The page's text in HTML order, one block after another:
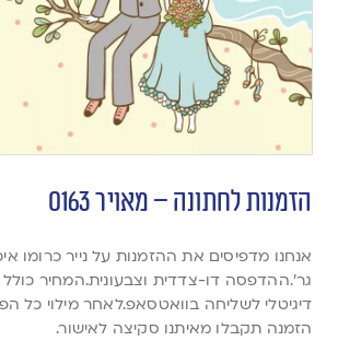
הזמנות לחתונה – מאויר 0163
גר’.ההדפסה דו-צדדית וצבעונית.המחיר
דיגיטלי לשליחה בוואטסאפ.לאחר מילוי כל
הזמנה תקבלו מאיתנו סקיצה לאישור.